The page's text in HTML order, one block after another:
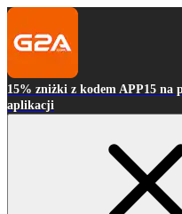
15% zniżki z kodem APP15 na
aplikacji